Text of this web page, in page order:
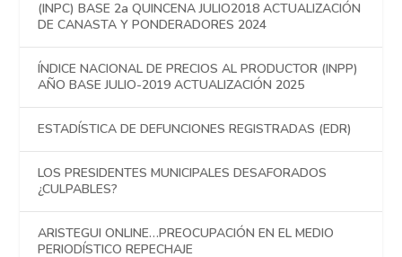
(INPC) BASE 2a QUINCENA JULIO2018 ACTUALIZACIÓN
DE CANASTA Y PONDERADORES 2024
ÍNDICE NACIONAL DE PRECIOS AL PRODUCTOR (INPP)
AÑO BASE JULIO-2019 ACTUALIZACIÓN 2025
ESTADÍSTICA DE DEFUNCIONES REGISTRADAS (EDR)
LOS PRESIDENTES MUNICIPALES DESAFORADOS
¿CULPABLES?
ARISTEGUI ONLINE…PREOCUPACIÓN EN EL MEDIO
PERIODÍSTICO REPECHAJE